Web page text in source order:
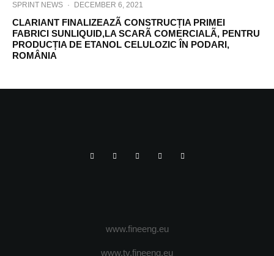
SPRINT NEWS · DECEMBER 6, 2021
CLARIANT FINALIZEAZÃ CONSTRUCȚIA PRIMEI
FABRICI SUNLIQUID,LA SCARÃ COMERCIALÃ, PENTRU
PRODUCȚIA DE ETANOL CELULOZIC ÎN PODARI,
ROMÂNIA
www.fineeng.eu
www.tv.fineeng.eu